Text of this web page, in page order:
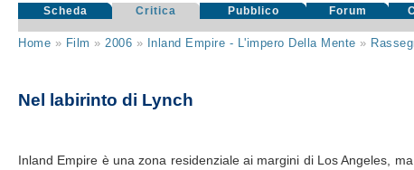
Scheda Critica Pubblico Forum
Home » Film » 2006 » Inland Empire - L'impero Della Mente »
Nel labirinto di Lynch
Inland Empire è una zona residenziale ai margini di Los Angeles,